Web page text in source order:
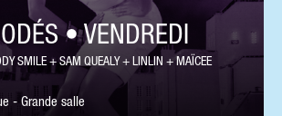
• VENDREDI
SMILE SAM QUEALY LINLIN
MAÏCEE
- Grande salle